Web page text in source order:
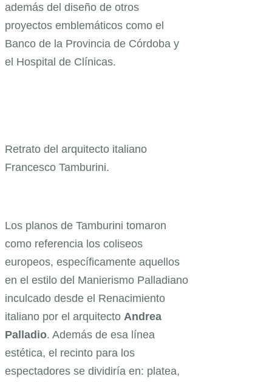
además del diseño de otros
proyectos emblemáticos como el
Banco de la Provincia de Córdoba y
el Hospital de Clínicas.
Retrato del arquitecto italiano
Francesco Tamburini.
Los planos de Tamburini tomaron
como referencia los coliseos
europeos, específicamente aquellos
en el estilo del Manierismo Palladiano
inculcado desde el Renacimiento
italiano por el arquitecto Andrea
Palladio. Además de esa línea
estética, el recinto para los
espectadores se dividiría en: platea,